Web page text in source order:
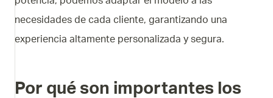
necesidades de cada cliente, garantizando una
experiencia altamente personalizada y segura.
Por qué son importantes los